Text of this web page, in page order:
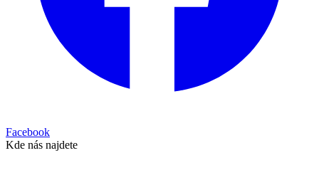
Facebook
Kde nás najdete